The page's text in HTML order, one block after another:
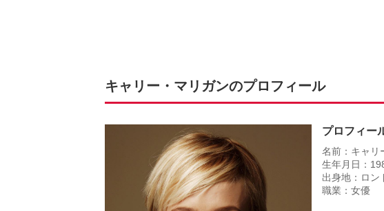
キャリー・マリガンのプロフィール
プロフィー
名前：キャリ
生年月日：
出身地：ロン
職業：女優